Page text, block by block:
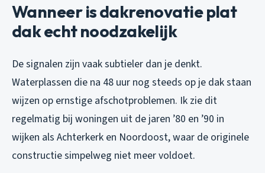
Wanneer is dakrenovatie plat
dak echt noodzakelijk
De signalen zijn vaak subtieler dan je denkt.
Waterplassen die na 48 uur nog steeds op je dak staan
wijzen op ernstige afschotproblemen. Ik zie dit
regelmatig bij woningen uit de jaren ’80 en ’90 in
wijken als Achterkerk en Noordoost, waar de originele
constructie simpelweg niet meer voldoet.